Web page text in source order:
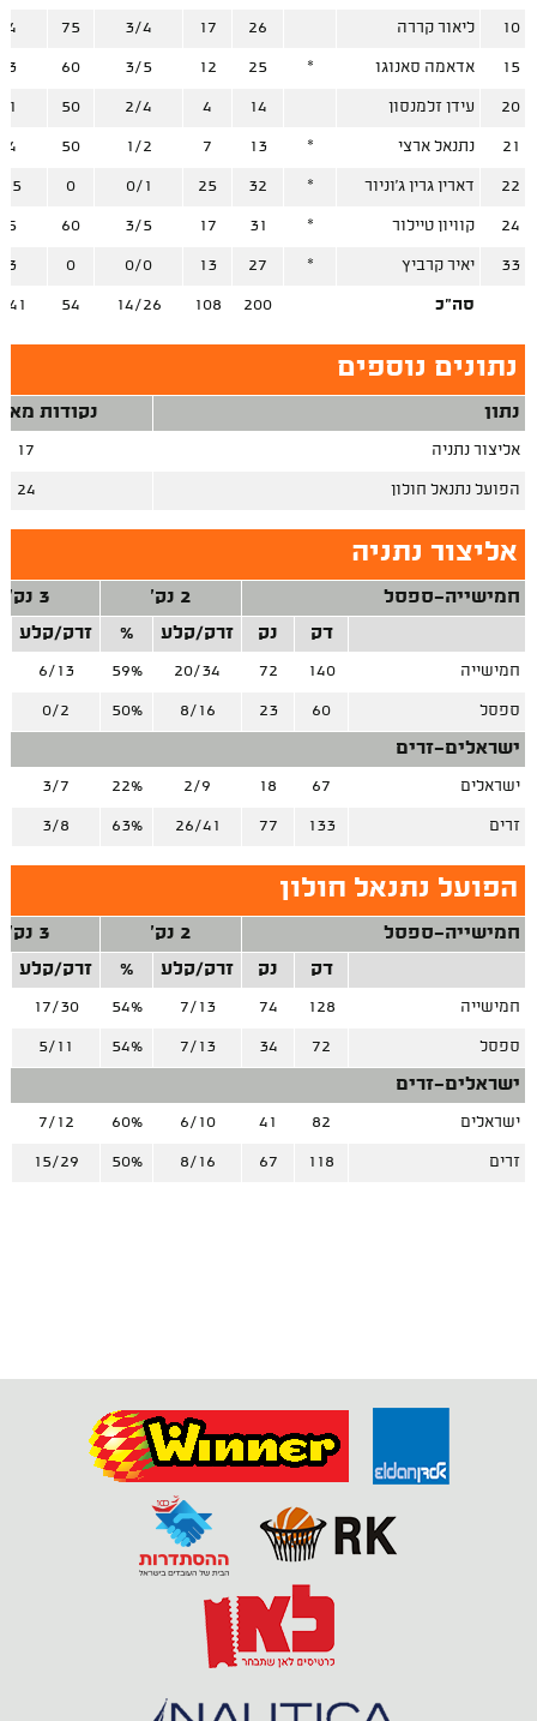
10 ליאור קררה 26
17
3/4
75
4
15 אדאמה סאנוגו *
25
12
3/5
60
3
20 עידן זלמנסון 14
4
2/4
50
1
21 נתנאל ארצי *
13
7
1/2
50
4
22 דארין גרין ג'וניור *
32
25
0/1
0
24 קוויון טיילור *
31
17
3/5
60
5
33 יאיר קרביץ *
27
13
0/0
0
3
סה"כ 200
108
14/26
54
41
נתונים נוספים
נתון נקודות
אליצור נתניה 17
הפועל נתנאל חולון 24
אליצור נתניה
חמישייה-ספסל 2 נק'
3 נק'
דק
נק זרק/קלע % זרק/קלע
חמישייה 140
72
20/34
59%
6/13
ספסל 60
23
8/16
50%
0/2
ישראלים-זרים
ישראלים 67
18
2/9
22%
3/7
זרים 133
77
26/41
63%
3/8
הפועל נתנאל חולון
חמישייה-ספסל 2 נק'
3 נק'
דק
נק זרק/קלע % זרק/קלע
חמישייה 128
74
7/13
54%
17/30
ספסל 72
34
7/13
54%
5/11
ישראלים-זרים
ישראלים 82
41
6/10
60%
7/12
זרים 118
67
8/16
50%
15/29